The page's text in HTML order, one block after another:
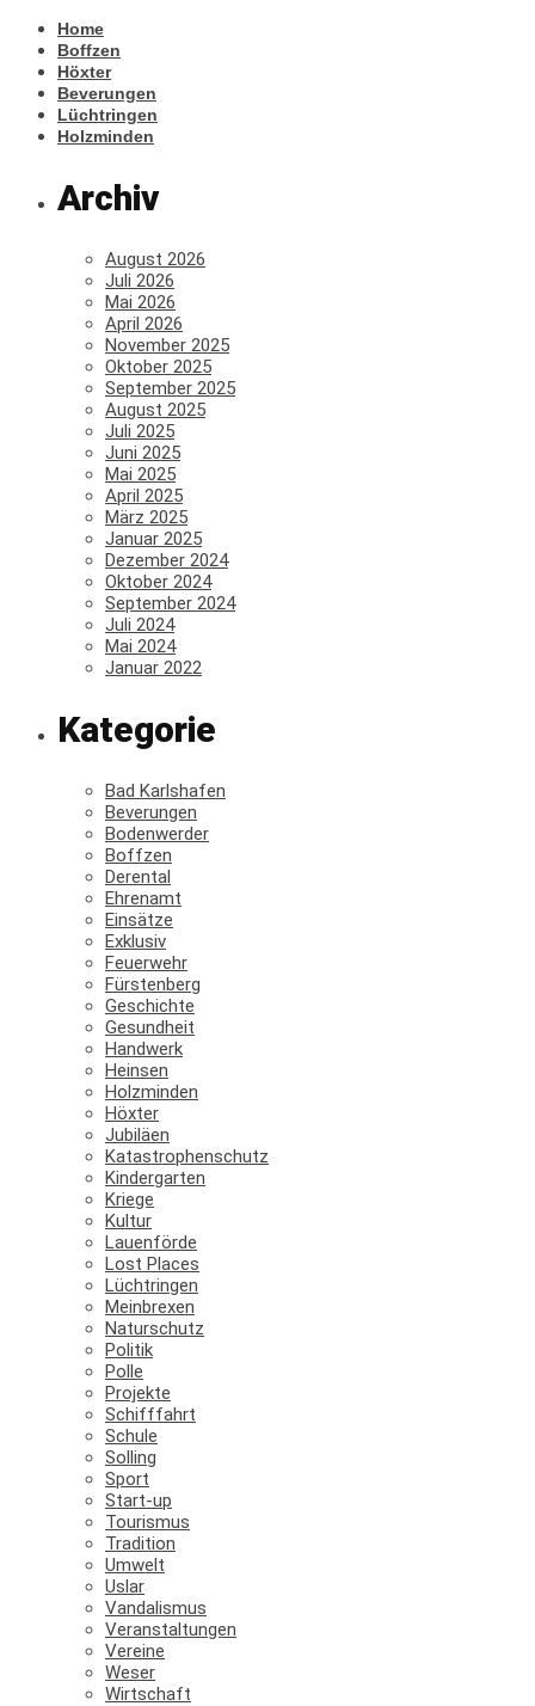
Home
Boffzen
Höxter
Beverungen
Lüchtringen
Holzminden
Archiv
August 2026
Juli 2026
Mai 2026
April 2026
November 2025
Oktober 2025
September 2025
August 2025
Juli 2025
Juni 2025
Mai 2025
April 2025
März 2025
Januar 2025
Dezember 2024
Oktober 2024
September 2024
Juli 2024
Mai 2024
Januar 2022
Kategorie
Bad Karlshafen
Beverungen
Bodenwerder
Boffzen
Derental
Ehrenamt
Einsätze
Exklusiv
Feuerwehr
Fürstenberg
Geschichte
Gesundheit
Handwerk
Heinsen
Holzminden
Höxter
Jubiläen
Katastrophenschutz
Kindergarten
Kriege
Kultur
Lauenförde
Lost Places
Lüchtringen
Meinbrexen
Naturschutz
Politik
Polle
Projekte
Schifffahrt
Schule
Solling
Sport
Start-up
Tourismus
Tradition
Umwelt
Uslar
Vandalismus
Veranstaltungen
Vereine
Weser
Wirtschaft